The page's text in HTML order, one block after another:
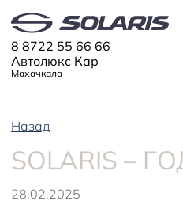
Автолюкс Кар
Махачкала
8 8722 55 66 66
МОДЕЛИ
Назад
SOLARIS –
28.02.2025